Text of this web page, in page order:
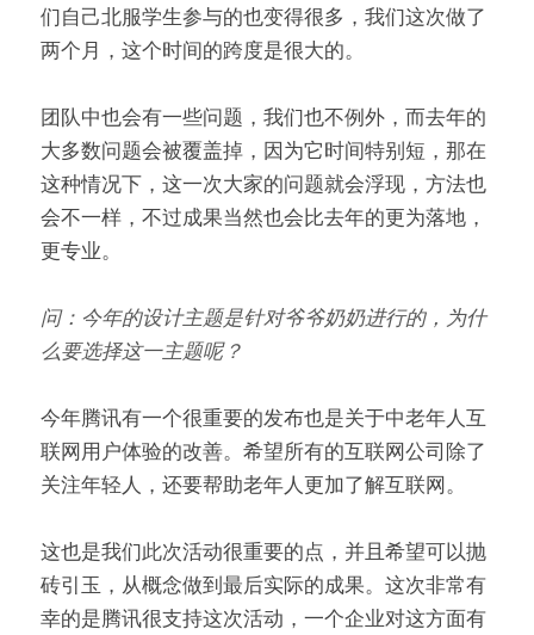
们自己北服学生参与的也变得很多，我们这次做了
两个月，这个时间的跨度是很大的。
团队中也会有一些问题，我们也不例外，而去年的
大多数问题会被覆盖掉，因为它时间特别短，那在
这种情况下，这一次大家的问题就会浮现，方法也
会不一样，不过成果当然也会比去年的更为落地，
更专业。
问：今年的设计主题是针对爷爷奶奶进行的，为什
么要选择这一主题呢？
今年腾讯有一个很重要的发布也是关于中老年人互
联网用户体验的改善。希望所有的互联网公司除了
关注年轻人，还要帮助老年人更加了解互联网。
这也是我们此次活动很重要的点，并且希望可以抛
砖引玉，从概念做到最后实际的成果。这次非常有
幸的是腾讯很支持这次活动，一个企业对这方面有